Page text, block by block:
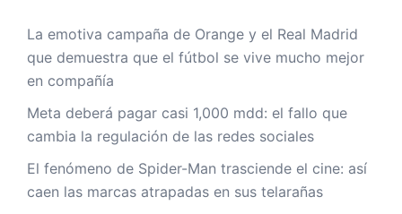
La emotiva campaña de Orange y el Real Madrid
que demuestra que el fútbol se vive mucho mejor
en compañía
Meta deberá pagar casi 1,000 mdd: el fallo que
cambia la regulación de las redes sociales
El fenómeno de Spider-Man trasciende el cine: así
caen las marcas atrapadas en sus telarañas